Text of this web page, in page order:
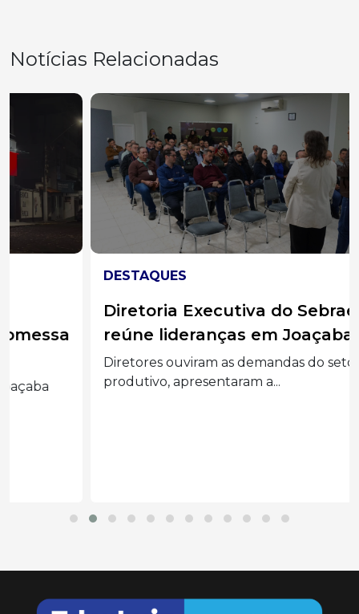
Notícias Relacionadas
DESTAQUES
Diretoria Executiva do Sebrae/SC
reúne lideranças em Joaçaba
Diretores ouviram as demandas do setor
produtivo, apresentaram a...